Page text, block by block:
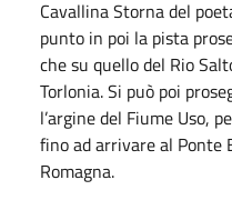
Cavallina Storna del
punto in poi la pista
che su quello del Rio
Torlonia. Si può poi
l’argine del Fiume Uso,
fino ad arrivare al Ponte
Romagna.